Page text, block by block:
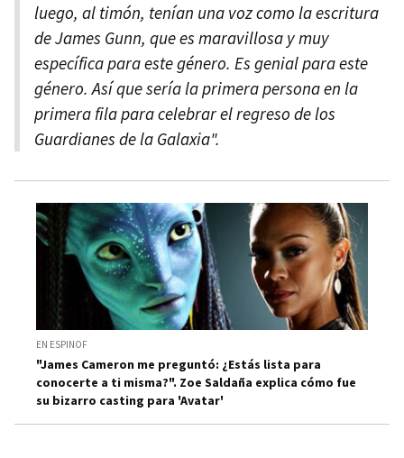
luego, al timón, tenían una voz como la escritura
de James Gunn, que es maravillosa y muy
específica para este género. Es genial para este
género. Así que sería la primera persona en la
primera fila para celebrar el regreso de los
Guardianes de la Galaxia".
EN ESPINOF
"James Cameron me preguntó: ¿Estás lista para
conocerte a ti misma?". Zoe Saldaña explica cómo fue
su bizarro casting para 'Avatar'